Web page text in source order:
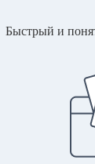
Быстрый и